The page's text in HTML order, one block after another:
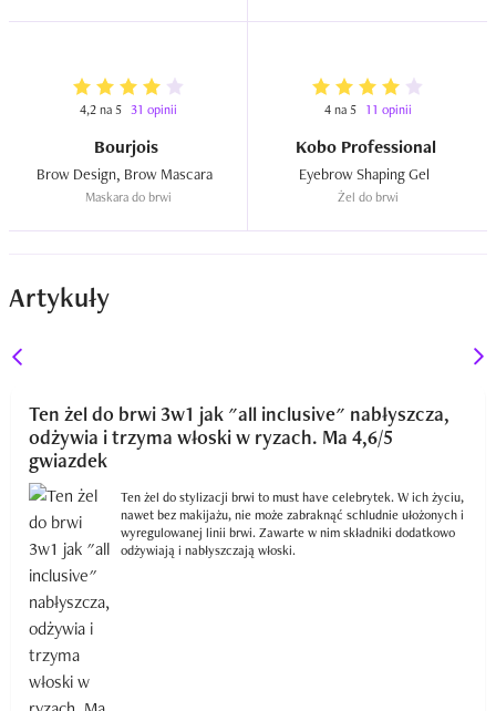
4,2 na 5 31 opinii
Bourjois
Maskara do brwi
4 na 5 11 opinii
Kobo Professional
Żel do brwi
Artykuły
Ten żel do brwi 3w1 jak "all inclusive" nabłyszcza,
odżywia i trzyma włoski w ryzach. Ma 4,6/5
gwiazdek
Ten żel do stylizacji brwi to must have celebrytek. W ich życiu,
nawet bez makijażu, nie może zabraknąć schludnie ułożonych i
wyregulowanej linii brwi. Zawarte w nim składniki dodatkowo
odżywiają i nabłyszczają włoski.